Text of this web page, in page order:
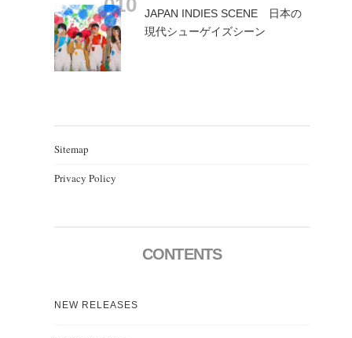
JAPAN INDIES SCENE 日本の
現代シューゲイズシーン
Sitemap
Privacy Policy
CONTENTS
NEW RELEASES